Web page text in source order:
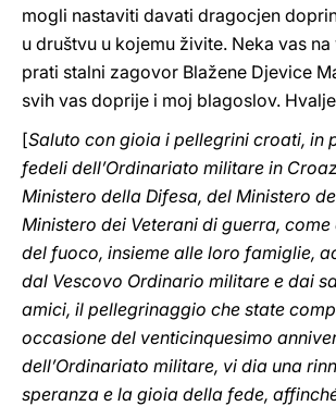
mogli nastaviti davati dragocjen
u društvu u kojemu živite. Neka vas
prati stalni zagovor Blažene Djevice
svih vas doprije i moj blagoslov.
[Saluto con gioia i pellegrini croati, in
fedeli dell’Ordinariato militare in
Ministero della Difesa, del Ministero
Ministero dei Veterani di guerra,
del fuoco, insieme alle loro famiglie,
dal Vescovo Ordinario militare e dai
amici, il pellegrinaggio che state
occasione del venticinquesimo
dell’Ordinariato militare, vi dia una
speranza e la gioia della fede,